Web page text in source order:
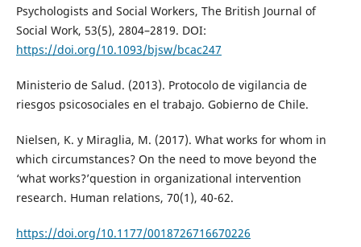
Psychologists and Social Workers, The British Journal of
Social Work, 53(5), 2804–2819. DOI:
https://doi.org/10.1093/bjsw/bcac247
Ministerio de Salud. (2013). Protocolo de vigilancia de
riesgos psicosociales en el trabajo. Gobierno de Chile.
Nielsen, K. y Miraglia, M. (2017). What works for whom in
which circumstances? On the need to move beyond the
‘what works?’question in organizational intervention
research. Human relations, 70(1), 40-62.
https://doi.org/10.1177/0018726716670226